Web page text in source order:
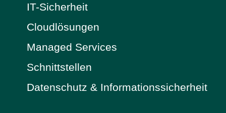
IT-Sicherheit
Cloudlösungen
Managed Services
Schnittstellen
Datenschutz & Informationssicherheit